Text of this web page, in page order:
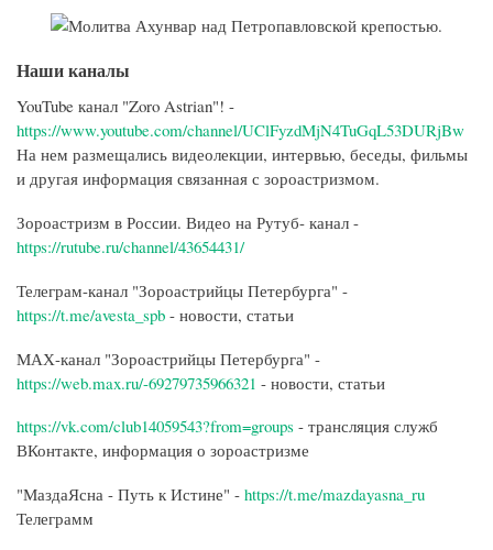
Наши каналы
YouTube канал "Zoro Astrian"! -
https://www.youtube.com/channel/UClFyzdMjN4TuGqL53DURjBw
На нем размещались видеолекции, интервью, беседы, фильмы
и другая информация связанная с зороастризмом.
Зороастризм в России. Видео на Рутуб- канал -
https://rutube.ru/channel/43654431/
Телеграм-канал "Зороастрийцы Петербурга" -
https://t.me/avesta_spb - новости, статьи
МАХ-канал "Зороастрийцы Петербурга" -
https://web.max.ru/-69279735966321 - новости, статьи
https://vk.com/club14059543?from=groups - трансляция служб
ВКонтакте, информация о зороастризме
"МаздаЯсна - Путь к Истине" - https://t.me/mazdayasna_ru
Телеграмм